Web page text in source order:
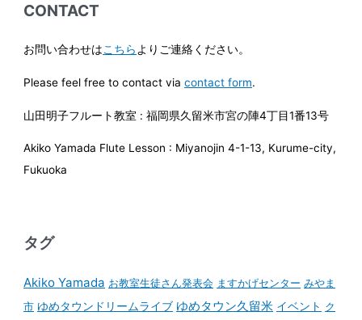
CONTACT
お問い合わせはこちらよりご連絡ください。
Please feel free to contact viacontact form.
山田明子フルート教室 : 福岡県久留米市宮の陣4丁目1番13号
Akiko Yamada Flute Lesson : Miyanojin 4-1-13, Kurume-city,
Fukuoka
タグ
Akiko Yamada お教室生徒さん発表会 ますかげセンター みやま
市 ゆめタウンドリームライブ ゆめタウン久留米 イベント ク